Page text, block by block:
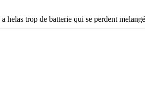
helas trop de batterie qui se perdent